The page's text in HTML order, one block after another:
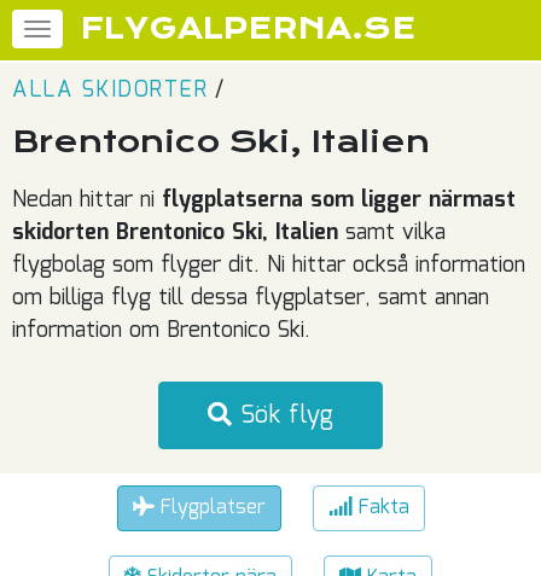
FLYGALPERNA.SE
ALLA SKIDORTER /
Brentonico Ski, Italien
Nedan hittar ni flygplatserna som ligger närmast
skidorten Brentonico Ski, Italien samt vilka
flygbolag som flyger dit. Ni hittar också information
om billiga flyg till dessa flygplatser, samt annan
information om Brentonico Ski.
Sök flyg
Flygplatser Fakta